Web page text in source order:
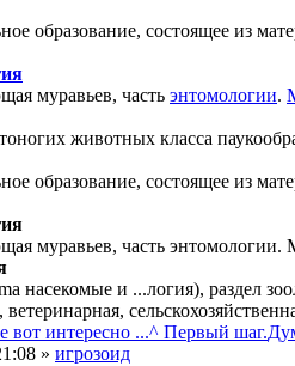
образование, состоящее из
муравьев, часть энтомологии.
животных класса
образование, состоящее из
муравьев, часть
насекомые и ...логия), раздел
вот интересно ...^ Первый шаг.
» игрозоид